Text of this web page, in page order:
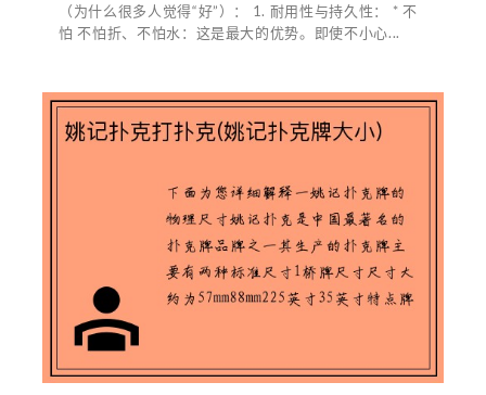
（为什么很多人觉得“好”）： 1. 耐用性与持久性： * 不
怕 不怕折、不怕水：这是最大的优势。即使不小心...